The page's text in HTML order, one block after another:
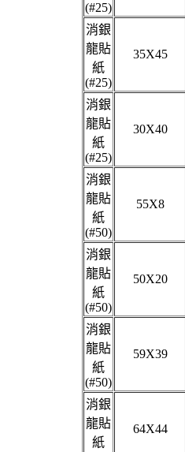
(#25)
消銀
龍貼
紙
(#25)
35X45
消銀
龍貼
紙
(#25)
30X40
消銀
龍貼
紙
(#50)
55X8
消銀
龍貼
紙
(#50)
50X20
消銀
龍貼
紙
(#50)
59X39
消銀
龍貼
紙
64X44